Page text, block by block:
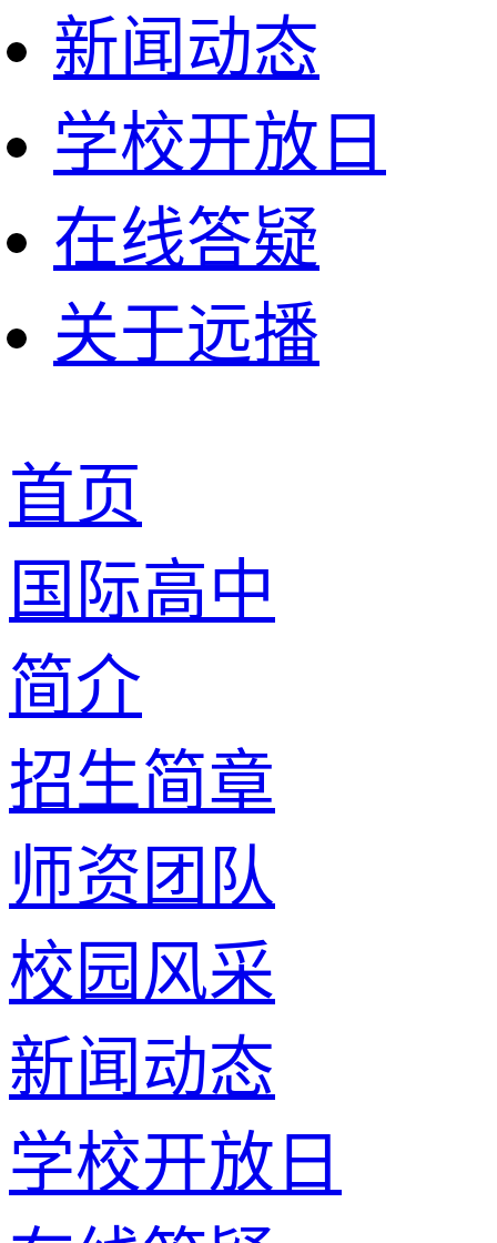
新闻动态
学校开放日
在线答疑
关于远播
首页
国际高中
简介
招生简章
师资团队
校园风采
新闻动态
学校开放日